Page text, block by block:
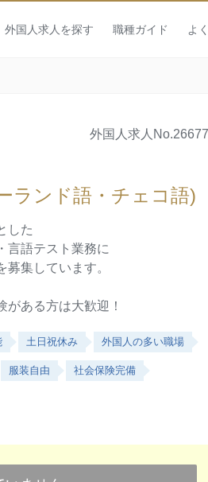
外国人求人を探す 職種ガイド よ
外国人求人 No.26677
ランド語・チェコ語)
した
言語テスト業務に
集しています。
ある方は大歓迎！
土日祝休み 外国人の多い職場
服装自由 社会保険完備